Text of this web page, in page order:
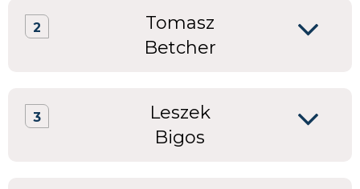
2
Tomasz
Betcher
3
Leszek
Bigos